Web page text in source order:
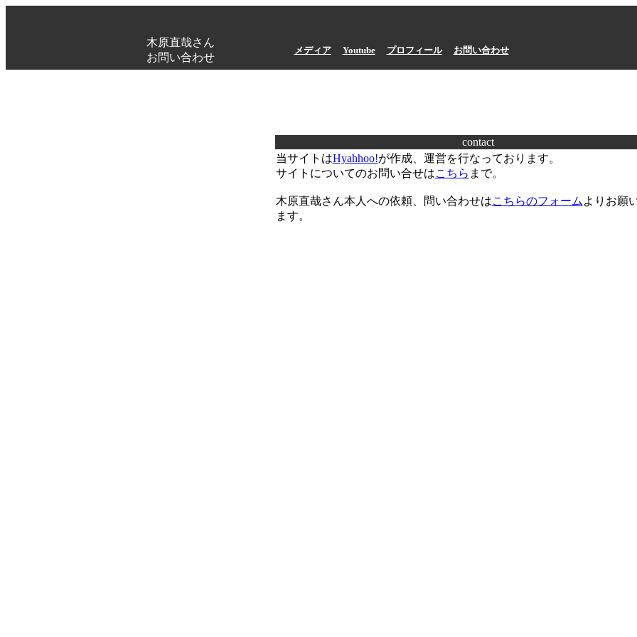
木原直哉さん
お問い合わせ
メディア Youtube プロフィール お問い合わせ
contact
当サイトはHyahhoo!が作成、運営を行なっております。
サイトについてのお問い合せはこちら まで。
木原直哉さん本人への依頼、問い合わせはこちらのフォーム よりお願
ます。